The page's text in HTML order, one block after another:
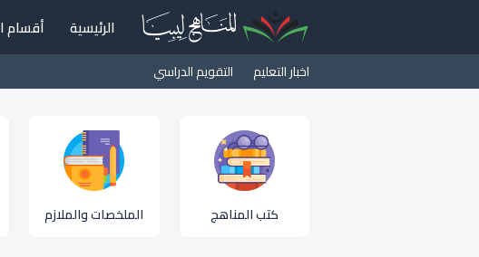
الرئيسية أقسام
اخبار التعليم التقويم الدراسي
كتب المناهج الملخصات والملازم